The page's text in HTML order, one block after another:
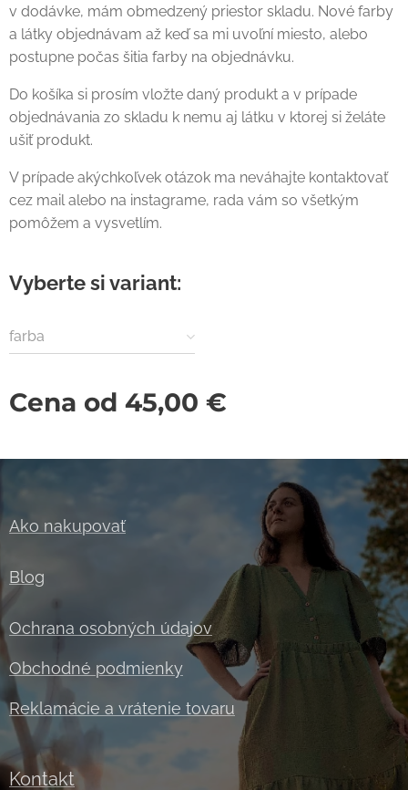
v dodávke, mám obmedzený priestor skladu. Nové farby
a látky objednávam až keď sa mi uvoľní miesto, alebo
postupne počas šitia farby na objednávku.
Do košíka si prosím vložte daný produkt a v prípade
objednávania zo skladu k nemu aj látku v ktorej si želáte
ušiť produkt.
V prípade akýchkoľvek otázok ma neváhajte kontaktovať
cez mail alebo na instagrame, rada vám so všetkým
pomôžem a vysvetlím.
Vyberte si variant:
farba
Cena od 45,00 €
Ako nakupovať
Blog
Ochrana osobných údajov
Obchodné podmienky
Reklamácie a vrátenie tovaru
Kontakt